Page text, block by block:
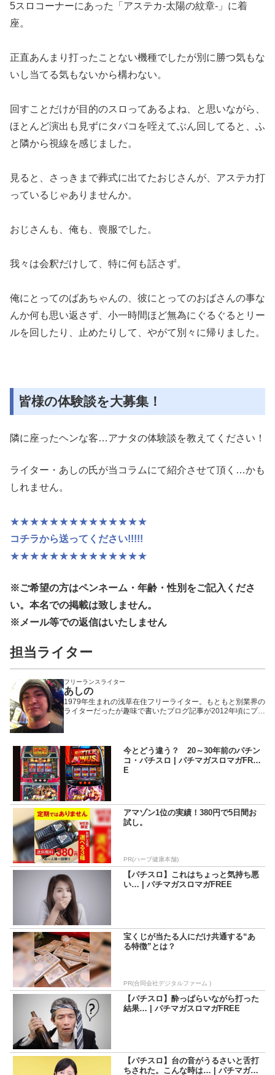
5スロコ ーナーにあった「アステカ-太陽の紋章-」に着
座。
正直あんまり打ったことない機種でしたが別に勝つ気もな
いし当て る気もないから構わない。
回すことだけが目的のスロってあるよね、と思いながら、
ほとんど演出も見ずにタバコを咥えてぶん回してると、ふ
と隣から視線を感じました。
見ると、さっきまで葬式に出てたおじさんが、アステカ打
っている じゃありませんか。
おじさんも、俺も、喪服でした。
我々は会釈だけして、特に何も話さず。
俺にとってのばあちゃんの、彼にとってのおばさんの事な
んか何も思い返さず、小一時間ほど無為にぐるぐるとリー
ルを回したり、
止めたりして、やがて別々に帰りました。
皆様の体験談を大募集！
隣に座ったヘンな客…アナタの体験談を教えてください！
ライター・あしの氏が当コラムにて紹介させて頂く…かも
しれません。
★★★★★★★★★★★★★★
コチラから送ってください!!!!!
★★★★★★★★★★★★★★
※ご希望の方はペンネーム・年齢・性別 をご記入くださ
い。本名での掲載は致しません。
※メール等での返信はいたしません
担当ライター
フリーランスライター
あしの
1979年生まれの浅草在住フリーライター。もともと別業界の
ライターだったが趣味で書いたブログ記事が2012年頃にプチ
トーにしているため記事の内容もそっち方面が多め。
今とどう違う？ 20～30年前のパチン
コ・パチスロ | パチマガスロマガFRE
E
アマゾン1位の実績！380円で5日間お
試し。
PR(ハーブ健康本舗)
【パチスロ】これはちょっと気持ち悪
い… | パチマガスロマガFREE
宝くじが当たる人にだけ共通する“あ
る特徴”とは？
PR(合同会社デジタルファーム )
【パチスロ】酔っぱらいながら打った
結果… | パチマガスロマガFREE
【パチスロ】台の音がうるさいと舌打
ちされた。こんな時は… | パチマガス